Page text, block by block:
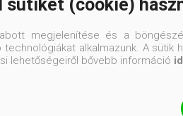
AMIT
SOSEM
megjelenítése és a
alkalmazunk. A sütik
lehetőségeiről bővebb információ